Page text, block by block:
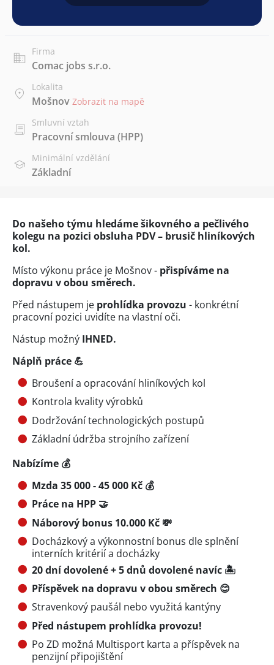
Firma
Comac jobs s.r.o.
Lokalita
Mošnov Zobrazit na mapě
Smluvní vztah
Pracovní smlouva (HPP)
Minimální vzdělání
Základní
Do našeho týmu hledáme šikovného a pečlivého
kolegu na pozici obsluha PDV – brusič hliníkových
kol.
Místo výkonu práce je Mošnov - přispíváme na
dopravu v obou směrech.
Před nástupem je prohlídka provozu - konkrétní
pracovní pozici uvidíte na vlastní oči.
Nástup možný IHNED.
Náplň práce 💪
Broušení a opracování hliníkových kol
Kontrola kvality výrobků
Dodržování technologických postupů
Základní údržba strojního zařízení
Nabízíme 💰
Mzda 35 000 - 45 000 Kč 💰
Práce na HPP 🤝
Náborový bonus 10.000 Kč 💸
Docházkový a výkonnostní bonus dle splnění
interních kritérií a docházky
20 dní dovolené + 5 dnů dovolené navíc 🏝️
Příspěvek na dopravu v obou směrech 😊
Stravenkový paušál nebo využitá kantýny
Před nástupem prohlídka provozu!
Po ZD možná Multisport karta a příspěvek na
penzijní připojištění